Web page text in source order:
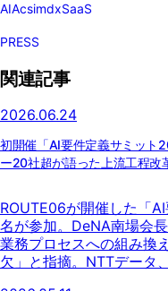
AIAcsimdxSaaS
PRESS
関連記事
2026.06.24
初開催「AI要件定義サミット
ー20社超が語った上流工程改
ROUTE06が開催した「
名が参加。DeNA南場会
業務プロセスへの組み換
欠」と指摘。NTTデータ